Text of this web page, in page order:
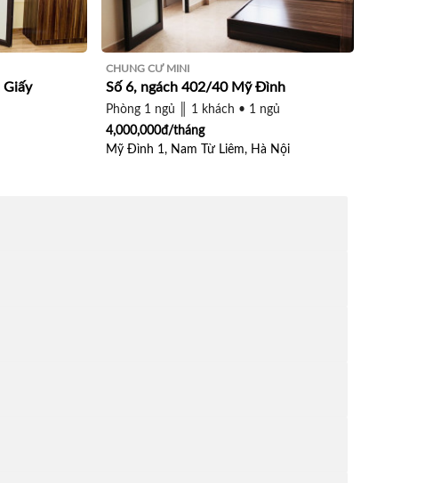
Giấy
CHUNG CƯ MINI
Số 6, ngách 402/40 Mỹ Đình
Phòng 1 ngủ ║ 1 khách • 1 ngủ
4,000,000đ/tháng
Mỹ Đình 1, Nam Từ Liêm, Hà Nội